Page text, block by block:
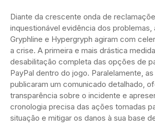
Diante da crescente onda de
inquestionável evidência dos problemas,
Gryphline e Hypergryph agiram com
a crise. A primeira e mais drástica
desabilitação completa das opções de
PayPal dentro do jogo. Paralelamente,
publicaram um comunicado detalhado,
transparência sobre o incidente e
cronologia precisa das ações tomadas
situação e mitigar os danos à sua base